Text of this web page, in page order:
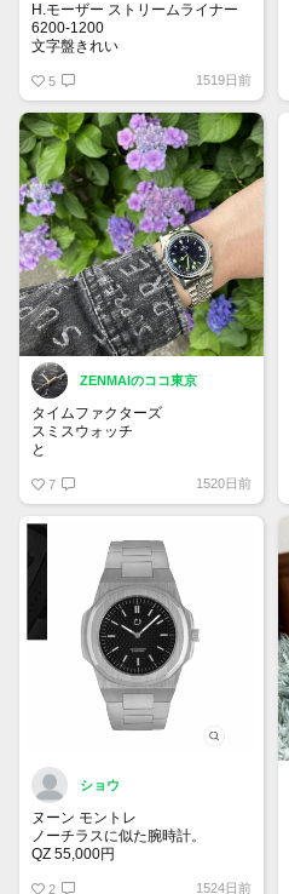
H.モーザー ストリームライナー
6200-1200
文字盤きれい
5 1519日前
ZENMAIのココ東京
タイムファクターズ
スミスウォッチ
と
7 1520日前
ショウ
ヌーン モントレ
ノーチラスに似た腕時計。
QZ 55,000円
2 1524日前